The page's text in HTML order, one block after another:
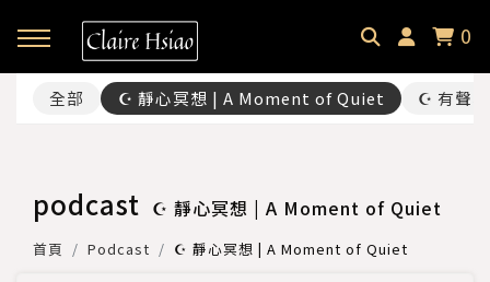
0
回主選單
微光中的貓｜Claire Hsiao
回主選單
回主選單
催眠預約｜Hypnotherapy
全部 ☪ 靜心冥想 | A Moment of Quiet ☪ 有聲
podcast ☪ 靜心冥想 | A Moment of Quiet
首頁 Podcast ☪ 靜心冥想 | A Moment of Quiet